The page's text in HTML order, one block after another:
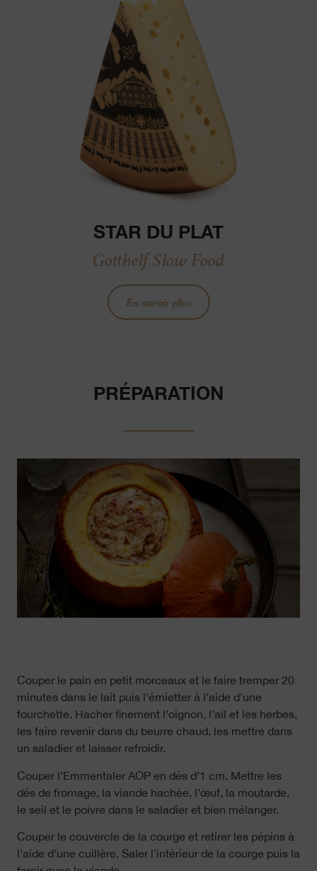
STAR DU PLAT
Gotthelf Slow Food
En savoir plus
PRÉPARATION
Couper le pain en petit morceaux et le faire tremper 20
minutes dans le lait puis l’émietter à l’aide d’une
fourchette. Hacher finement l’oignon, l’ail et les herbes,
les faire revenir dans du beurre chaud, les mettre dans
un saladier et laisser refroidir.
Couper l’Emmentaler AOP en dés d’1 cm. Mettre les
dés de fromage, la viande hachée, l’œuf, la moutarde,
le seil et le poivre dans le saladier et bien mélanger.
Couper le couvercle de la courge et retirer les pépins à
l’aide d’une cuillère. Saler l’intérieur de la courge puis la